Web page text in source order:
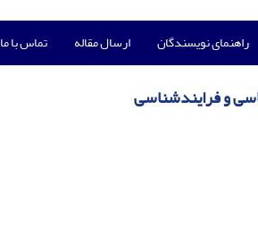
راهنمای نویسندگان ارسال مقاله تماس با ما
و فرایندشناسی